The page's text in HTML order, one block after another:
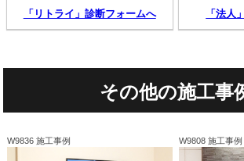
「リトライ」診断フォームへ 「法人
その他の施工事
W9836 施工事例 W9808 施工事例